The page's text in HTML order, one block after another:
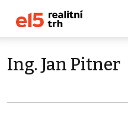
Ing. Jan Pitner